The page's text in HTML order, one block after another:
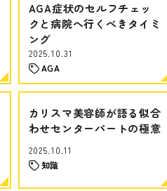
AGA症状のセルフチェッ
クと病院へ行くべきタイミ
ング
2025.10.31
AGA
カリスマ美容師が語る似合
わせセンターパートの極意
2025.10.11
知識